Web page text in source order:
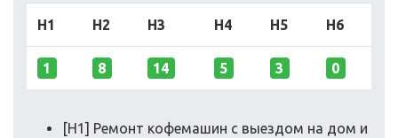
H1 H2 H3 H4 H5 H6
1 8 14 5 3 0
[H1] Ремонт кофемашин с выездом на дом и